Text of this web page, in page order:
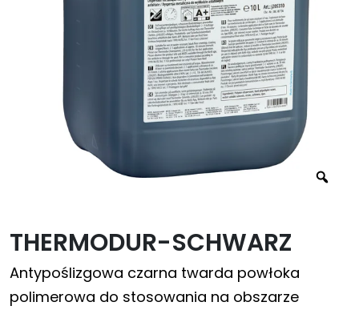
THERMODUR-SCHWARZ
Antypoślizgowa czarna twarda powłoka
polimerowa do stosowania na obszarze